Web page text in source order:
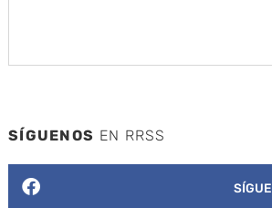
SÍGUENOS EN RRSS